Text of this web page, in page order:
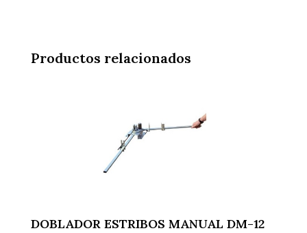
Productos relacionados
DOBLADOR ESTRIBOS MANUAL DM-12